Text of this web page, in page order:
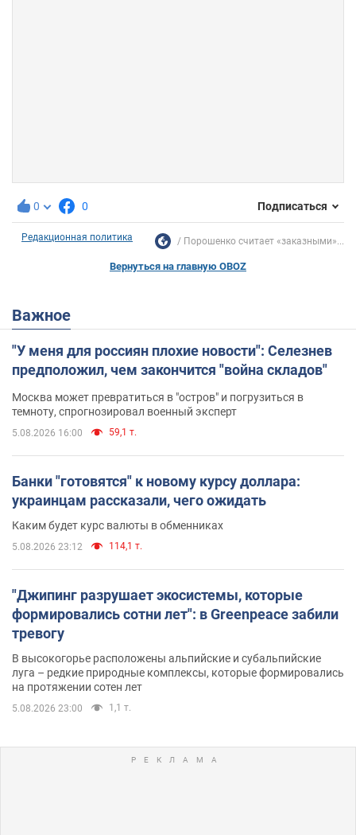
0 0 Подписаться
Редакционная политика Порошенко считает «заказными»...
Вернуться на главную OBOZ
Важное
"У меня для россиян плохие новости": Селезнев
предположил, чем закончится "война складов"
Москва может превратиться в "остров" и погрузиться в
темноту, спрогнозировал военный эксперт
5.08.2026 16:00 59,1 т.
Банки "готовятся" к новому курсу доллара:
украинцам рассказали, чего ожидать
Каким будет курс валюты в обменниках
5.08.2026 23:12 114,1 т.
"Джипинг разрушает экосистемы, которые
формировались сотни лет": в Greenpeace забили
тревогу
В высокогорье расположены альпийские и субальпийские
луга – редкие природные комплексы, которые формировались
на протяжении сотен лет
5.08.2026 23:00 1,1 т.